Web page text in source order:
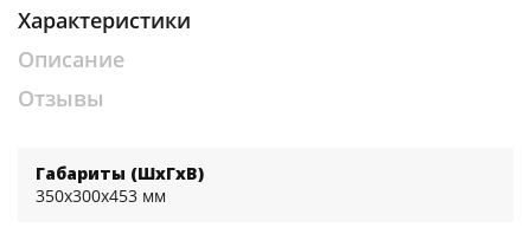
Характеристики
Описание
Отзывы
Габариты (ШхГхВ)
350x300x453 мм